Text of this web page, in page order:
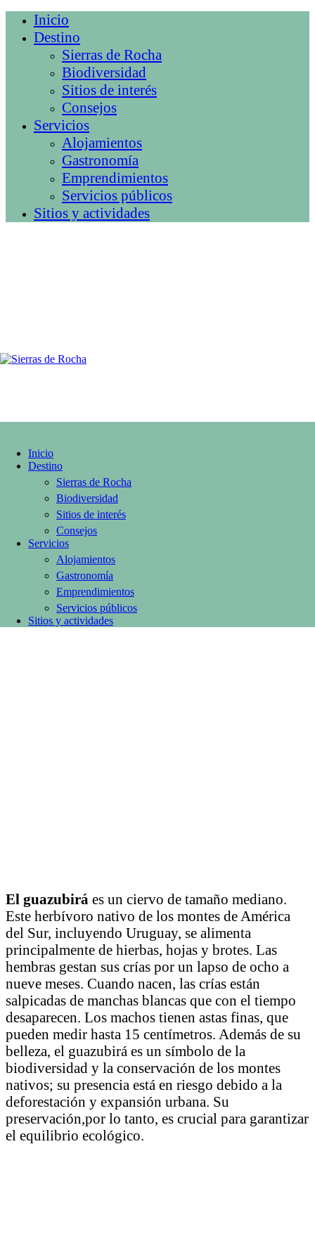
Inicio
Destino
Sierras de Rocha
Biodiversidad
Sitios de interés
Consejos
Servicios
Alojamientos
Gastronomía
Emprendimientos
Servicios públicos
Sitios y actividades
Inicio
Destino
Sierras de Rocha
Biodiversidad
Sitios de interés
Consejos
Servicios
Alojamientos
Gastronomía
Emprendimientos
Servicios públicos
Sitios y actividades
El guazubirá es un ciervo de tamaño mediano.
Este herbívoro nativo de los montes de América
del Sur, incluyendo Uruguay, se alimenta
principalmente de hierbas, hojas y brotes. Las
hembras gestan sus crías por un lapso de ocho a
nueve meses. Cuando nacen, las crías están
salpicadas de manchas blancas que con el tiempo
desaparecen. Los machos tienen astas finas, que
pueden medir hasta 15 centímetros. Además de su
belleza, el guazubirá es un símbolo de la
biodiversidad y la conservación de los montes
nativos; su presencia está en riesgo debido a la
deforestación y expansión urbana. Su
preservación,por lo tanto, es crucial para garantizar
el equilibrio ecológico.